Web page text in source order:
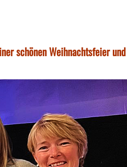
schönen Weihnachtsfeier und